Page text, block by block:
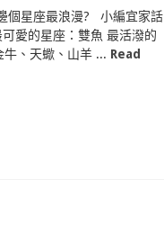
個星座最浪漫? 小編宜家話
愛的星座：雙魚 最活潑的
、天蠍、山羊 ... Read